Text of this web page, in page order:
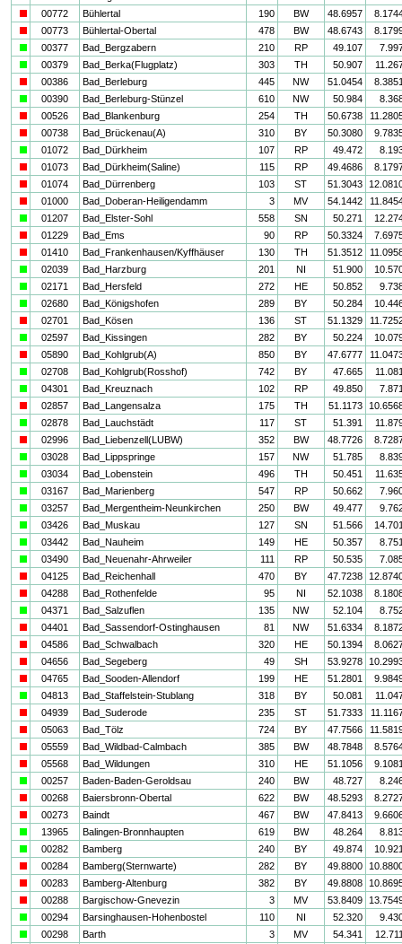
00772 Bühlertal 190 BW 48.6957
00773 Bühlertal-Obertal 478 BW 48.6743
00377 Bad_Bergzabern 210 RP 49.107
00379 Bad_Berka(Flugplatz) 303 TH 50.907
00386 Bad_Berleburg 445 NW 51.0454
00390 Bad_Berleburg-Stünzel 610 NW 50.984
00526 Bad_Blankenburg 254 TH 50.6738
00738 Bad_Brückenau(A) 310 BY 50.3080
01072 Bad_Dürkheim 107 RP 49.472
01073 Bad_Dürkheim(Saline) 115 RP 49.4686
01074 Bad_Dürrenberg 103 ST 51.3043
01000 Bad_Doberan-Heiligendamm 3 MV 54.1442
01207 Bad_Elster-Sohl 558 SN 50.271
01229 Bad_Ems 90 RP 50.3324
01410 Bad_Frankenhausen/Kyffhäuser 130 TH 51.3512
02039 Bad_Harzburg 201 NI 51.900
02171 Bad_Hersfeld 272 HE 50.852
02680 Bad_Königshofen 289 BY 50.284
02701 Bad_Kösen 136 ST 51.1329
02597 Bad_Kissingen 282 BY 50.224
05890 Bad_Kohlgrub(A) 850 BY 47.6777
02708 Bad_Kohlgrub(Rosshof) 742 BY 47.665
04301 Bad_Kreuznach 102 RP 49.850
02857 Bad_Langensalza 175 TH 51.1173
02878 Bad_Lauchstädt 117 ST 51.391
02996 Bad_Liebenzell(LUBW) 352 BW 48.7726
03028 Bad_Lippspringe 157 NW 51.785
03034 Bad_Lobenstein 496 TH 50.451
03167 Bad_Marienberg 547 RP 50.662
03257 Bad_Mergentheim-Neunkirchen 250 BW 49.477
03426 Bad_Muskau 127 SN 51.566
03442 Bad_Nauheim 149 HE 50.357
03490 Bad_Neuenahr-Ahrweiler 111 RP 50.535
04125 Bad_Reichenhall 470 BY 47.7238
04288 Bad_Rothenfelde 95 NI 52.1038
04371 Bad_Salzuflen 135 NW 52.104
04401 Bad_Sassendorf-Ostinghausen 81 NW 51.6334
04586 Bad_Schwalbach 320 HE 50.1394
04656 Bad_Segeberg 49 SH 53.9278
04765 Bad_Sooden-Allendorf 199 HE 51.2801
04813 Bad_Staffelstein-Stublang 318 BY 50.081
04939 Bad_Suderode 235 ST 51.7333
05063 Bad_Tölz 724 BY 47.7566
05559 Bad_Wildbad-Calmbach 385 BW 48.7848
05568 Bad_Wildungen 310 HE 51.1056
00257 Baden-Baden-Geroldsau 240 BW 48.727
00268 Baiersbronn-Obertal 622 BW 48.5293
00273 Baindt 467 BW 47.8413
13965 Balingen-Bronnhaupten 619 BW 48.264
00282 Bamberg 240 BY 49.874
00284 Bamberg(Sternwarte) 282 BY 49.8800
00283 Bamberg-Altenburg 382 BY 49.8808
00288 Bargischow-Gnevezin 3 MV 53.8409
00294 Barsinghausen-Hohenbostel 110 NI 52.320
00298 Barth 3 MV 54.341